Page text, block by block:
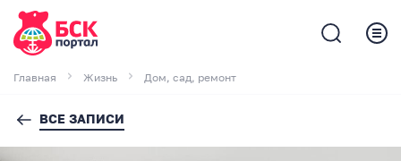
Главная Жизнь Дом, сад, ремонт
ВСЕ ЗАПИСИ